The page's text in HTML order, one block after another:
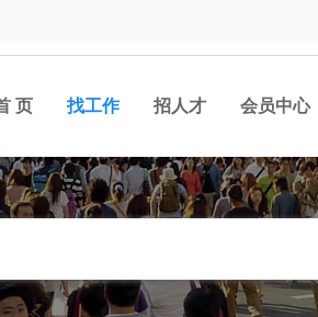
页 找工作 招人才 会员中心